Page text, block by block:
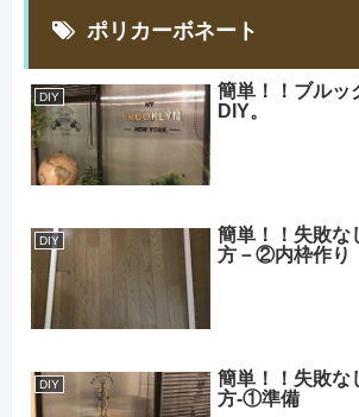
ポリカーボネート
DIY
簡単！！ブルッ
DIY。
DIY
簡単！！失敗な
方－②内枠作り
DIY
簡単！！失敗な
方‐①準備